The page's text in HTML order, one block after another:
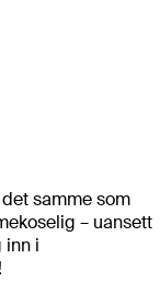
samme som
– uansett
inn i